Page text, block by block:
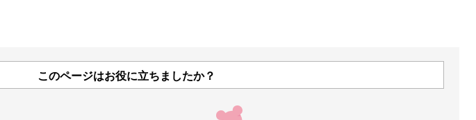
このページはお役に立ちましたか？